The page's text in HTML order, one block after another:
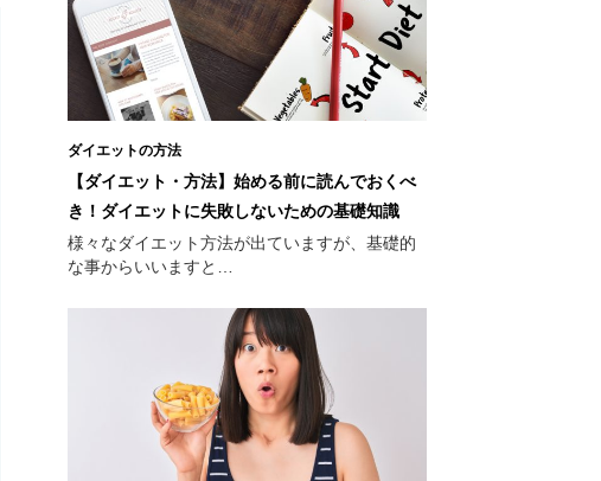
ダイエットの方法
【ダイエット・方法】始める前に読んでおくべ
き！ダイエットに失敗しないための基礎知識
様々なダイエット方法が出ていますが、基礎的
な事からいいますと…